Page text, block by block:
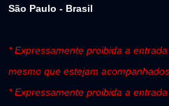
São Paulo - Brasil
* Expressamente proibida a
mesmo que estejam
* Expressamente proibida a